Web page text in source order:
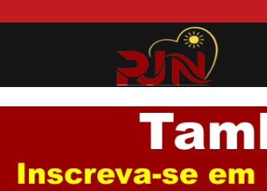
Jurema
News